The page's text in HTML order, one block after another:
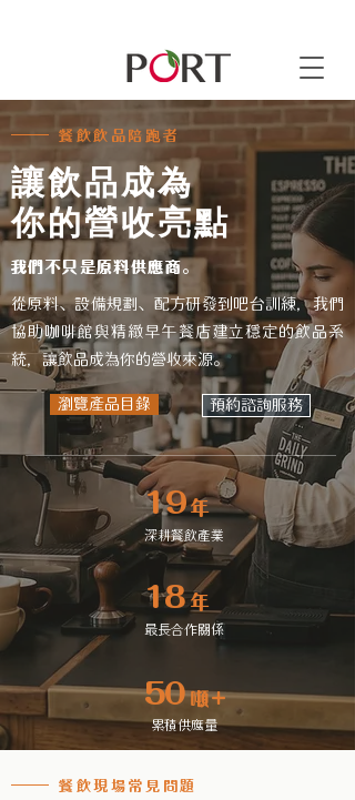
餐飲飲品陪跑者
讓飲品成為
你的營收亮點
我們不只是原料供應商。
從原料、設備規劃、配方研發到吧台訓練，我們
協助咖啡館與精緻早午餐店 建立穩定的飲品系
統，讓飲品成為你的營收來源。
瀏覽產品目錄 預約諮詢服務
19 年
深耕餐飲產業
18 年
最長合作關係
50 噸＋
累積供應量
餐飲現場常見問題